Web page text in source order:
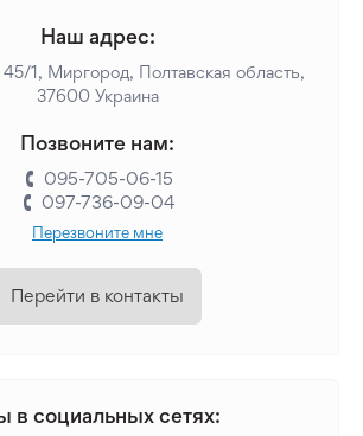
Наш адрес:
45/1, Миргород, Полтавская область,
37600 Украина
Позвоните нам:
095-705-06-15
097-736-09-04
Перезвоните мне
Перейти в контакты
в социальных сетях: